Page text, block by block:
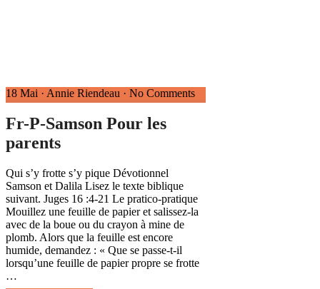
18 Mai · Annie Riendeau · No Comments
Fr-P-Samson Pour les
parents
Qui s’y frotte s’y pique Dévotionnel
Samson et Dalila Lisez le texte biblique
suivant. Juges 16 :4-21 Le pratico-pratique
Mouillez une feuille de papier et salissez-la
avec de la boue ou du crayon à mine de
plomb. Alors que la feuille est encore
humide, demandez : « Que se passe-t-il
lorsqu’une feuille de papier propre se frotte
…